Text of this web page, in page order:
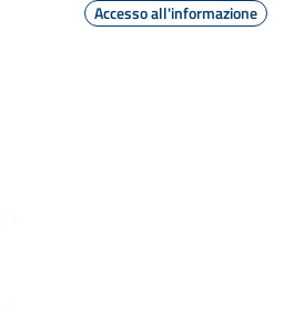
Accesso all'informazione